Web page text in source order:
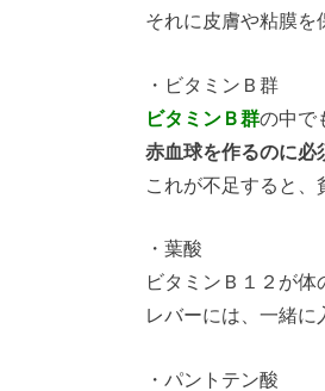
それに皮膚や粘膜を
・ビタミンＢ群
ビタミンＢ群の中で
赤血球を作るのに必
これが不足すると、
・葉酸
ビタミンＢ１２が
レバーには、一緒に
・パントテン酸